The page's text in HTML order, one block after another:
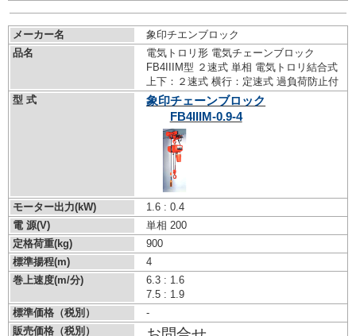
メーカー名
象印チエンブロック
品名
電気トロリ形 電気チェーンブロック
FB4IIIM型 ２速式 単相 電気トロリ結合式
上下：２速式 横行：定速式 過負荷防止付
型 式
象印チェーンブロック
FB4IIIM-0.9-4
モーター出力(kW)
1.6 : 0.4
電 源(V)
単相 200
定格荷重(kg)
900
標準揚程(m)
4
巻上速度(m/分)
6.3 : 1.6
7.5 : 1.9
標準価格（税別）
-
販売価格（税別）